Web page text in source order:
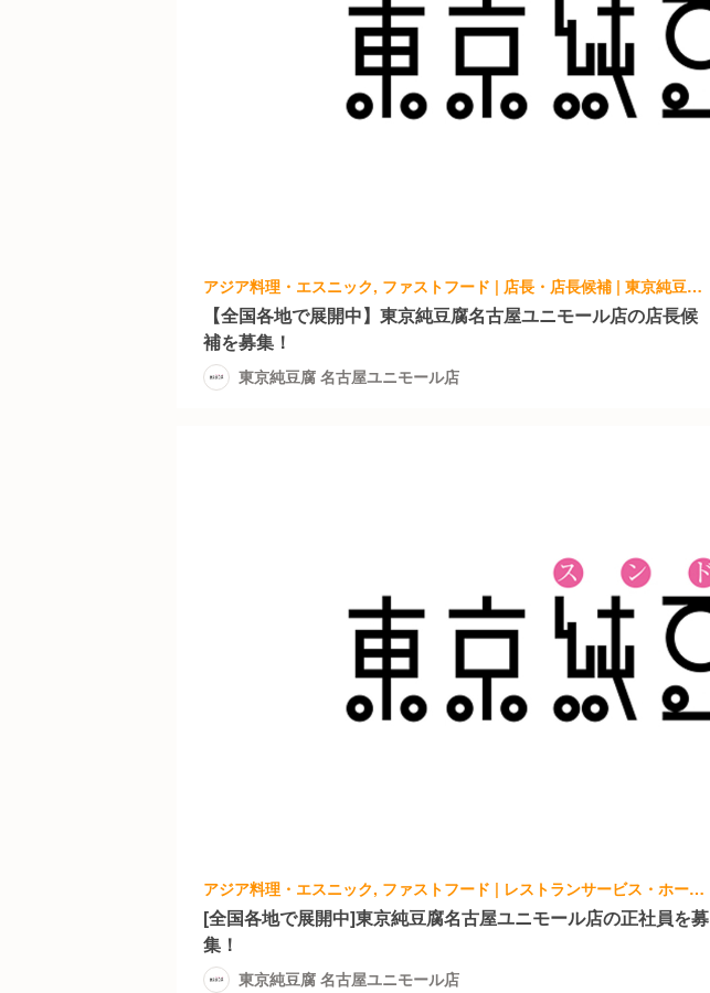
アジア料理・エスニック, ファストフード | 店長・店長候補 | 東京純豆腐 名古屋ユニモール店
【全国各地で展開中】東京純豆腐名古屋ユニモール店の店長候
補を募集！
東京純豆腐 名古屋ユニモール店
アジア料理・エスニック, ファストフード | レストランサービス・ホールスタッフ | 東京純豆腐 名古屋ユニモール店
[全国各地で展開中]東京純豆腐名古屋ユニモール店の正社員を募
集！
東京純豆腐 名古屋ユニモール店